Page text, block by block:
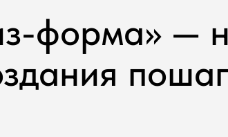
форма» —